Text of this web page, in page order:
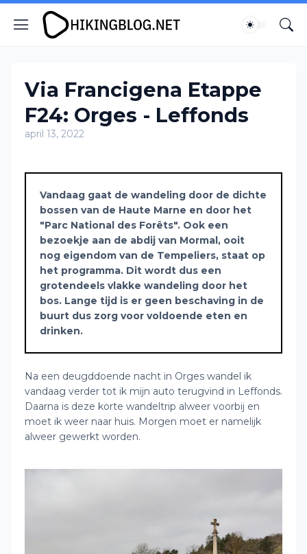
Via Francigena Etappe
F24: Orges - Leffonds
april 13, 2022
Vandaag gaat de wandeling door de dichte
bossen van de Haute Marne en door het
"Parc National des Forêts". Ook een
bezoekje aan de abdij van Mormal, ooit
nog eigendom van de Tempeliers, staat op
het programma. Dit wordt dus een
grotendeels vlakke wandeling door het
bos. Lange tijd is er geen beschaving in de
buurt dus zorg voor voldoende eten en
drinken.
Na een deugddoende nacht in Orges wandel ik
vandaag verder tot ik mijn auto terugvind in Leffonds.
Daarna is deze korte wandeltrip alweer voorbij en
moet ik weer naar huis. Morgen moet er namelijk
alweer gewerkt worden.